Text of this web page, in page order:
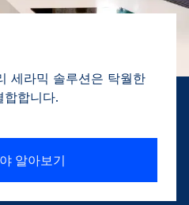
세라믹 솔루션은 탁월한
합합니다.
알아보기